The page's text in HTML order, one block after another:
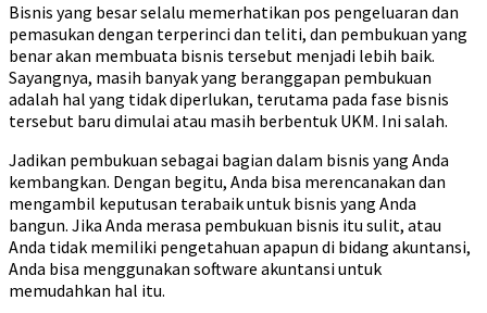
Bisnis yang besar selalu memerhatikan pos pengeluaran dan
pemasukan dengan terperinci dan teliti, dan pembukuan yang
benar akan membuata bisnis tersebut menjadi lebih baik.
Sayangnya, masih banyak yang beranggapan pembukuan
adalah hal yang tidak diperlukan, terutama pada fase bisnis
tersebut baru dimulai atau masih berbentuk UKM. Ini salah.
Jadikan pembukuan sebagai bagian dalam bisnis yang Anda
kembangkan. Dengan begitu, Anda bisa merencanakan dan
mengambil keputusan terabaik untuk bisnis yang Anda
bangun. Jika Anda merasa pembukuan bisnis itu sulit, atau
Anda tidak memiliki pengetahuan apapun di bidang akuntansi,
Anda bisa menggunakan software akuntansi untuk
memudahkan hal itu.